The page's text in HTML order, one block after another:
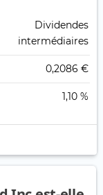
Dividendes
intermédiaires
0,2086 €
1,10 %